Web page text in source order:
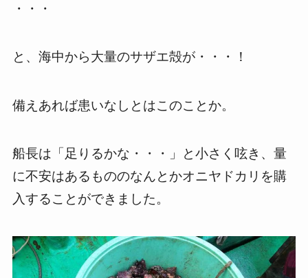
・・・
と、海中から大量のサザエ殻が・・・！
備えあれば患いなしとはこのことか。
船長は「足りるかな・・・」と小さく呟き、量
に不安はあるもののなんとかオニヤドカリを購
入することができました。